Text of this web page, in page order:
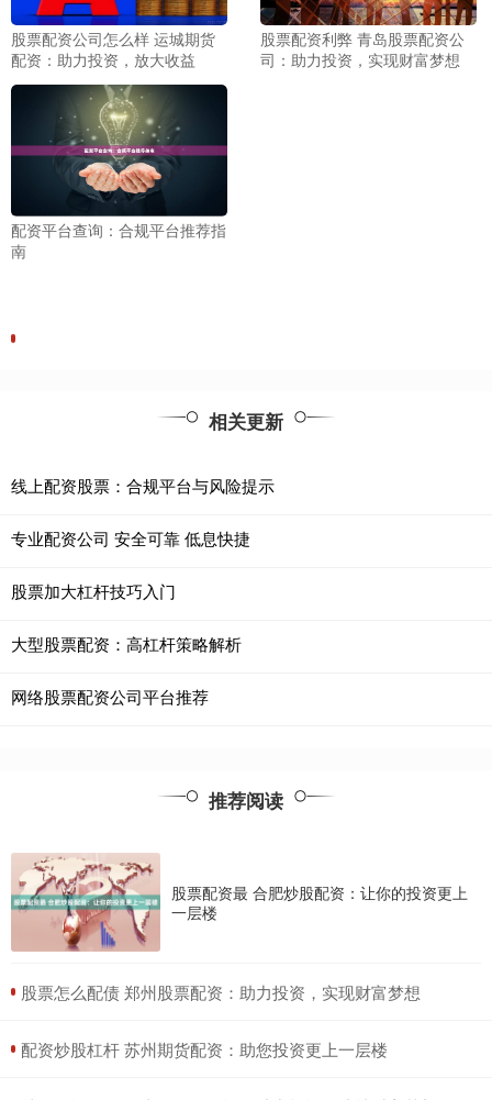
股票配资公司怎么样 运城期货
配资：助力投资，放大收益
股票配资利弊 青岛股票配资公
司：助力投资，实现财富梦想
配资平台查询：合规平台推荐指
南
相关更新
线上配资股票：合规平台与风险提示
专业配资公司 安全可靠 低息快捷
股票加大杠杆技巧入门
大型股票配资：高杠杆策略解析
网络股票配资公司平台推荐
推荐阅读
股票配资最 合肥炒股配资：让你的投资更上
一层楼
​股票怎么配债 郑州股票配资：助力投资，实现财富梦想
​配资炒股杠杆 苏州期货配资：助您投资更上一层楼